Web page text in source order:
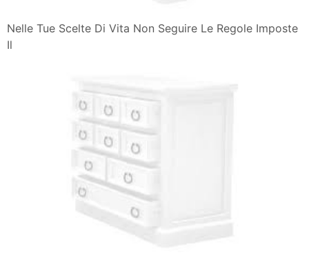
Nelle Tue Scelte Di Vita Non Seguire Le Regole Imposte
Il